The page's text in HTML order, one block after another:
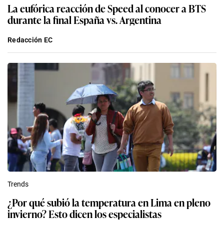
La eufórica reacción de Speed al conocer a BTS
durante la final España vs. Argentina
Redacción EC
Trends
¿Por qué subió la temperatura en Lima en pleno
invierno? Esto dicen los especialistas